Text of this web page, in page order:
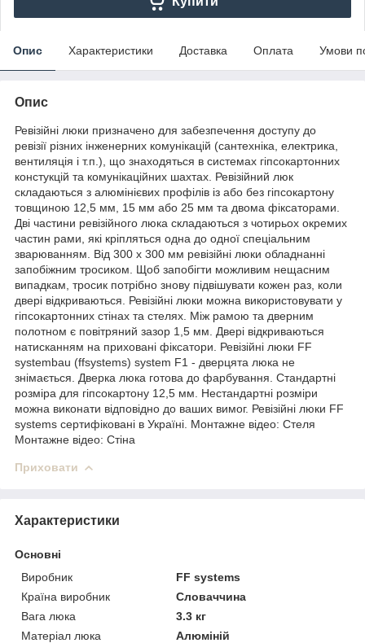
Опис Характеристики Доставка Оплата Умови
Опис
Ревізійні люки призначено для забезпечення доступу до
ревізії різних інженерних комунікацій (сантехніка, електрика,
вентиляція і т.п.), що знаходяться в системах гіпсокартонних
констукцій та комунікаційних шахтах. Ревізійний люк
складаються з алюмінієвих профілів із або без гіпсокартону
товщиною 12,5 мм, 15 мм або 25 мм та двома фіксаторами.
Дві частини ревізійного люка складаються з чотирьох окремих
частин рами, які кріпляться одна до одної спеціальним
зварюванням. Від 300 х 300 мм ревізійні люки обладнанні
запобіжним тросиком. Щоб запобігти можливим нещасним
випадкам, тросик потрібно знову підвішувати кожен раз, коли
двері відкриваються. Ревізійні люки можна використовувати у
гіпсокартонних стінах та стелях. Між рамою та дверним
полотном є повітряний зазор 1,5 мм. Двері відкриваються
натисканням на приховані фіксатори. Ревізійні люки FF
systembau (ffsystems) system F1 - дверцята люка не
знімається. Дверка люка готова до фарбування. Стандартні
розміра для гіпсокартону 12,5 мм. Нестандартні розміри
можна виконати відповідно до ваших вимог. Ревізійні люки FF
systems сертифіковані в Україні. Монтажне відео: Стеля
Монтажне відео: Стіна
Приховати
Характеристики
Основні
Виробник
FF systems
Країна виробник
Словаччина
Вага люка
3.3 кг
Матеріал люка
Алюміній